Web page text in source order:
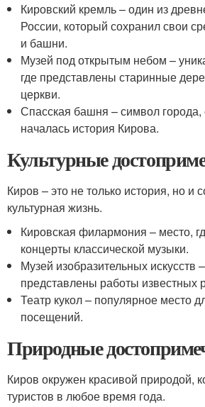
Кировский кремль – один из
России, который сохранил свои
и башни.
Музей под открытым небом –
где представлены старинные
церкви.
Спасская башня – символ города,
началась история Кирова.
Культурные
Киров – это не только история, но и
культурная жизнь.
Кировская филармония – место,
концерты классической музыки.
Музей изобразительных искусств
представлены работы известных
Театр кукол – популярное место
посещений.
Природные
Киров окружен красивой природой,
туристов в любое время года.